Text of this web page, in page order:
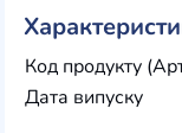
Код продукту
Дата випуску